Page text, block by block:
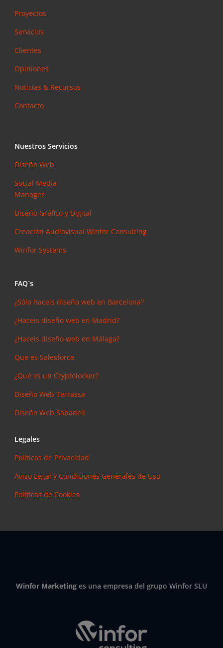
Proyectos
Servicios
Clientes
Opiniones
Noticias & Recursos
Contacto
Nuestros Servicios
Diseño Web
Social Media
Manager
Diseño Gráfico y Digital
Creación AudiovisualWinfor Consulting
Winfor Systems
FAQ´s
¿Sólo haceis diseño web en Barcelona?
¿Haceis diseño web en Madrid?
¿Haceis diseño web en Málaga?
Que es Salesforce
¿Qué es un Cryptolocker?
Diseño Web Terrassa
Diseño Web Sabadell
Legales
Políticas de Privacidad
Aviso Legal y Condiciones Generales de Uso
Políticas de Cookies
Winfor Marketing es una empresa del grupo Winfor SLU